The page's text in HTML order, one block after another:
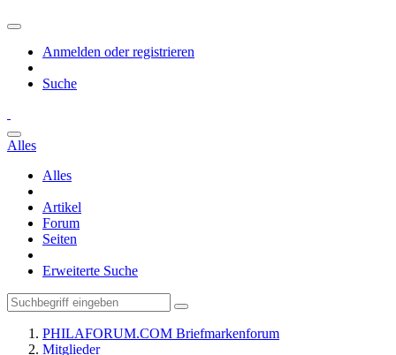
Anmelden oder registrieren
Suche
Alles
Alles
Artikel
Forum
Seiten
Erweiterte Suche
PHILAFORUM.COM Briefmarkenforum
Mitglieder